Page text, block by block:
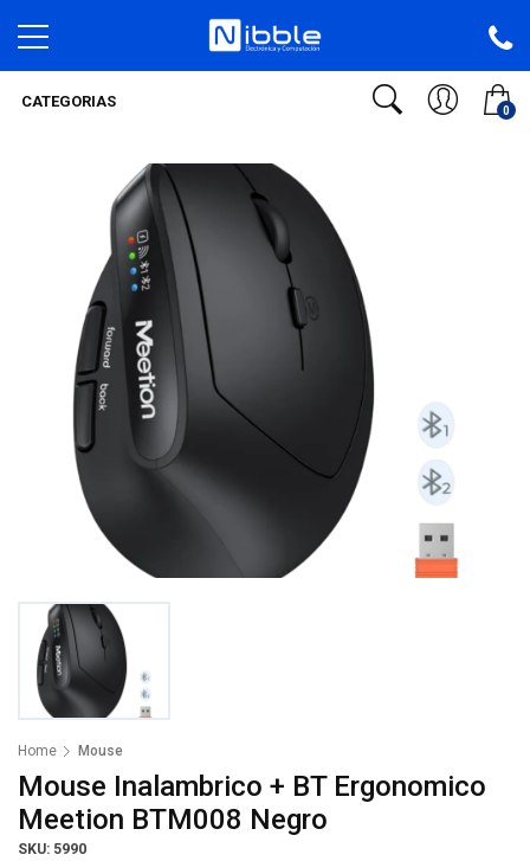
0
CATEGORIAS
Home Mouse
Mouse Inalambrico + BT Ergonomico
Meetion BTM008 Negro
SKU: 5990